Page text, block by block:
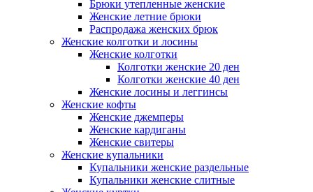
Брюки утепленные женские
Женские летние брюки
Распродажа женских брюк
Женские колготки и лосины
Женские колготки
Колготки женские 20 ден
Колготки женские 40 ден
Женские лосины и леггинсы
Женские кофты
Женские джемперы
Женские кардиганы
Женские свитеры
Женские купальники
Купальники женские раздельные
Купальники женские слитные